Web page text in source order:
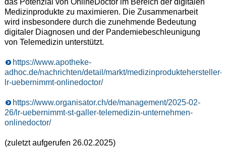
das Potenzial von OnlineDoctor im Bereich der digitalen
Medizinprodukte zu maximieren. Die Zusammenarbeit
wird insbesondere durch die zunehmende Bedeutung
digitaler Diagnosen und der Pandemiebeschleunigung
von Telemedizin unterstützt.
https://www.apotheke-
adhoc.de/nachrichten/detail/markt/medizinproduktehersteller-
lr-uebernimmt-onlinedoctor/
https://www.organisator.ch/de/management/2025-02-
26/lr-uebernimmt-st-galler-telemedizin-unternehmen-
onlinedoctor/
(zuletzt aufgerufen 26.02.2025)